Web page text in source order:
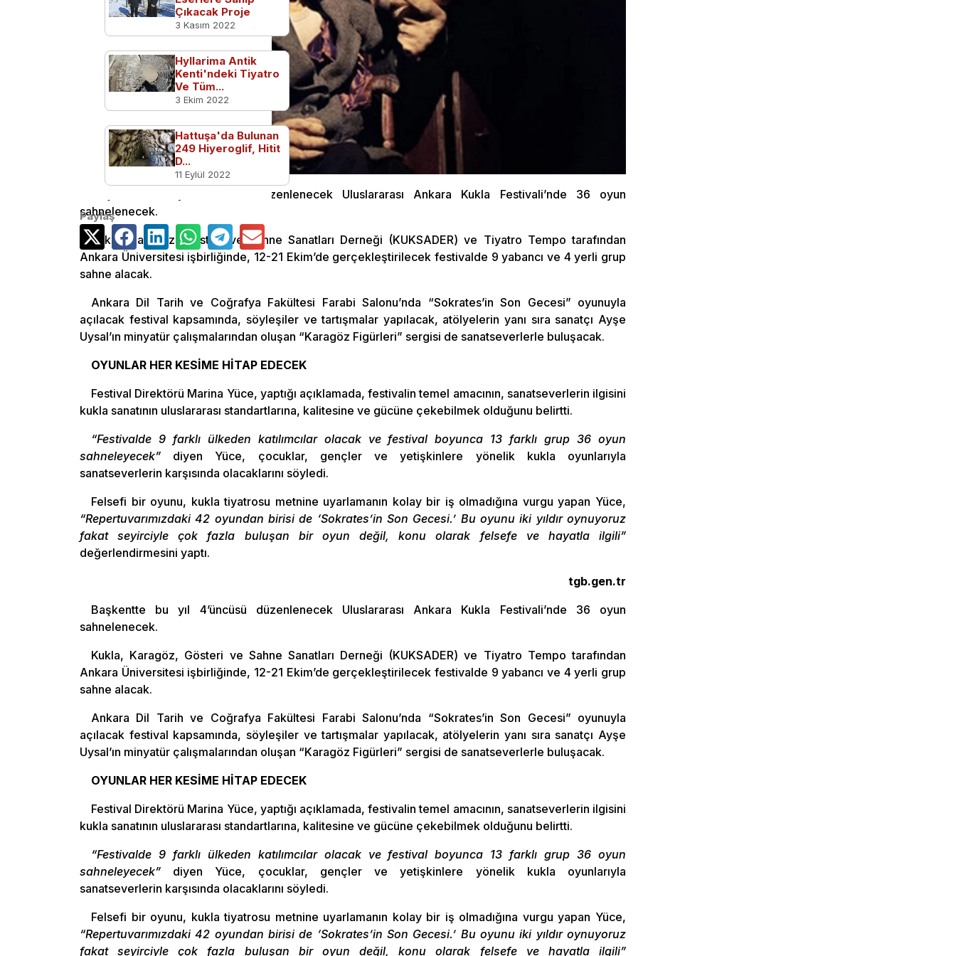
Başkentte bu yıl 4’üncüsü düzenlenecek Uluslararası Ankara Kukla Festivali’nde 36 oyun
sahnelenecek.
Kukla, Karagöz, Gösteri ve Sahne Sanatları Derneği (KUKSADER) ve Tiyatro Tempo tarafından
Ankara Üniversitesi işbirliğinde, 12-21 Ekim’de gerçekleştirilecek festivalde 9 yabancı ve 4 yerli grup
sahne alacak.
Ankara Dil Tarih ve Coğrafya Fakültesi Farabi Salonu’nda “Sokrates’in Son Gecesi” oyunuyla
açılacak festival kapsamında, söyleşiler ve tartışmalar yapılacak, atölyelerin yanı sıra sanatçı Ayşe
Uysal’ın minyatür çalışmalarından oluşan “Karagöz Figürleri” sergisi de sanatseverlerle buluşacak.
OYUNLAR HER KESİME HİTAP EDECEK
Festival Direktörü Marina Yüce, yaptığı açıklamada, festivalin temel amacının, sanatseverlerin ilgisini
kukla sanatının uluslararası standartlarına, kalitesine ve gücüne çekebilmek olduğunu belirtti.
“Festivalde 9 farklı ülkeden katılımcılar olacak ve festival boyunca 13 farklı grup 36 oyun
sahneleyecek” diyen Yüce, çocuklar, gençler ve yetişkinlere yönelik kukla oyunlarıyla
sanatseverlerin karşısında olacaklarını söyledi.
Felsefi bir oyunu, kukla tiyatrosu metnine uyarlamanın kolay bir iş olmadığına vurgu yapan Yüce,
“Repertuvarımızdaki 42 oyundan birisi de ‘Sokrates’in Son Gecesi.’ Bu oyunu iki yıldır oynuyoruz
fakat seyirciyle çok fazla buluşan bir oyun değil, konu olarak felsefe ve hayatla ilgili”
değerlendirmesini yaptı.
tgb.gen.tr
Başkentte bu yıl 4’üncüsü düzenlenecek Uluslararası Ankara Kukla Festivali’nde 36 oyun
sahnelenecek.
Kukla, Karagöz, Gösteri ve Sahne Sanatları Derneği (KUKSADER) ve Tiyatro Tempo tarafından
Ankara Üniversitesi işbirliğinde, 12-21 Ekim’de gerçekleştirilecek festivalde 9 yabancı ve 4 yerli grup
sahne alacak.
Ankara Dil Tarih ve Coğrafya Fakültesi Farabi Salonu’nda “Sokrates’in Son Gecesi” oyunuyla
açılacak festival kapsamında, söyleşiler ve tartışmalar yapılacak, atölyelerin yanı sıra sanatçı Ayşe
Uysal’ın minyatür çalışmalarından oluşan “Karagöz Figürleri” sergisi de sanatseverlerle buluşacak.
OYUNLAR HER KESİME HİTAP EDECEK
Festival Direktörü Marina Yüce, yaptığı açıklamada, festivalin temel amacının, sanatseverlerin ilgisini
kukla sanatının uluslararası standartlarına, kalitesine ve gücüne çekebilmek olduğunu belirtti.
“Festivalde 9 farklı ülkeden katılımcılar olacak ve festival boyunca 13 farklı grup 36 oyun
sahneleyecek” diyen Yüce, çocuklar, gençler ve yetişkinlere yönelik kukla oyunlarıyla
sanatseverlerin karşısında olacaklarını söyledi.
Felsefi bir oyunu, kukla tiyatrosu metnine uyarlamanın kolay bir iş olmadığına vurgu yapan Yüce,
“Repertuvarımızdaki 42 oyundan birisi de ‘Sokrates’in Son Gecesi.’ Bu oyunu iki yıldır oynuyoruz
fakat seyirciyle çok fazla buluşan bir oyun değil, konu olarak felsefe ve hayatla ilgili”
Çıkacak Proje
3 Kasım 2022
Hyllarima Antik
Kenti'ndeki Tiyatro
Ve Tüm...
3 Ekim 2022
Hattuşa'da Bulunan
249 Hiyeroglif, Hitit
D...
11 Eylül 2022
Paylaş